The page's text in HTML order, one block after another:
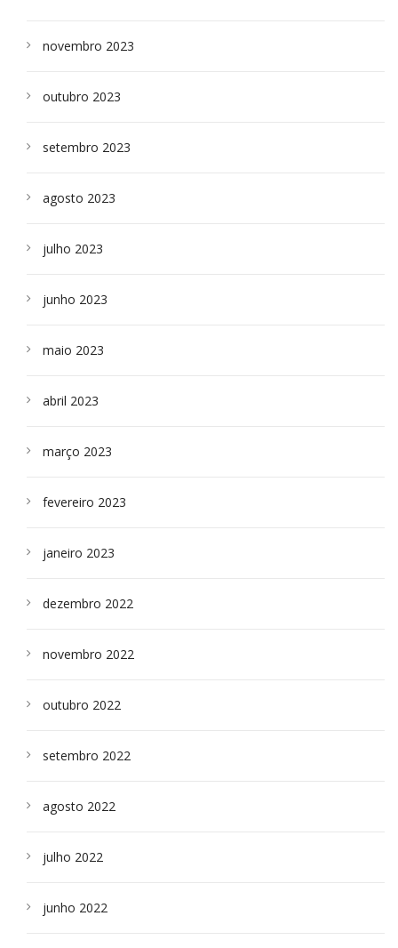
novembro 2023
outubro 2023
setembro 2023
agosto 2023
julho 2023
junho 2023
maio 2023
abril 2023
março 2023
fevereiro 2023
janeiro 2023
dezembro 2022
novembro 2022
outubro 2022
setembro 2022
agosto 2022
julho 2022
junho 2022